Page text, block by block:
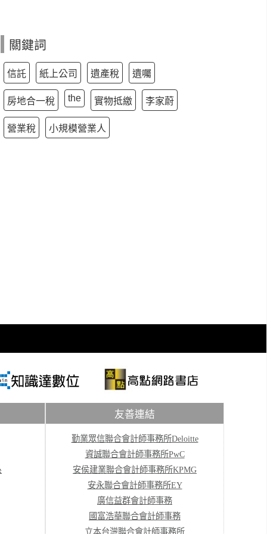
關鍵詞
信託 紙上公司 遺產稅 遺囑
房地合一稅 the 實物抵繳 李家蔚
營業稅 小規模營業人
友善連結
勤業眾信聯合會計師事務所Deloitte
資誠聯合會計師事務所PwC
安侯建業聯合會計師事務所KPMG
安永聯合會計師事務所EY
廣信益群會計師事務
國富浩華聯合會計師事務
立本台灣聯合會計師事務所